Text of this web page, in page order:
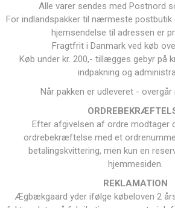
Alle varer sendes med Postnord
For indlandspakker til nærmeste postbutik
hjemsendelse til adressen er
Fragtfrit i Danmark ved køb
Køb under kr. 200,- tillægges gebyr på
indpakning og
Når pakken er udleveret - overgår
Efter afgivelsen af ordre modtager
ordrebekræftelse med et
betalingskvittering, men kun en
hjemmesiden.
REKLAMATION
Ægbækgaard yder ifølge købeloven 2